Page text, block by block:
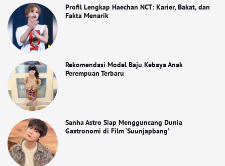
Profil Lengkap Haechan NCT: Karier, Bakat, dan
Fakta Menarik
Rekomendasi Model Baju Kebaya Anak
Perempuan Terbaru
Sanha Astro Siap Mengguncang Dunia
Gastronomi di Film ‘Suunjapbang’